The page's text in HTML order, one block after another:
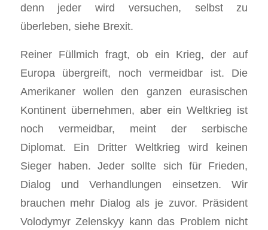
denn jeder wird versuchen, selbst zu
überleben, siehe Brexit.
Reiner Füllmich fragt, ob ein Krieg, der auf
Europa übergreift, noch vermeidbar ist. Die
Amerikaner wollen den ganzen eurasischen
Kontinent übernehmen, aber ein Weltkrieg ist
noch vermeidbar, meint der serbische
Diplomat. Ein Dritter Weltkrieg wird keinen
Sieger haben. Jeder sollte sich für Frieden,
Dialog und Verhandlungen einsetzen. Wir
brauchen mehr Dialog als je zuvor. Präsident
Volodymyr Zelenskyy kann das Problem nicht